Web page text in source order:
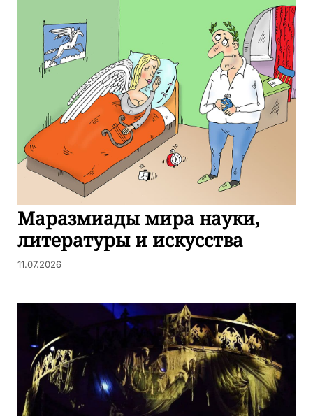
Маразмиады мира науки,
литературы и искусства
11.07.2026